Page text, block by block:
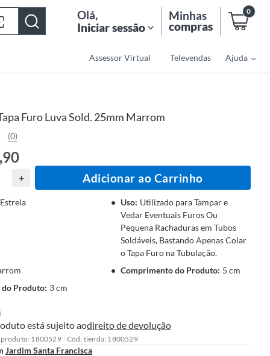
Olá,
Iniciar sessão
Minhas
compras
0
Assessor Virtual Televendas Ajuda
Furo Luva Sold. 25mm Marrom
(0)
+ Adicionar ao Carrinho
Estrela Uso: Utilizado para Tampar e
Vedar Eventuais Furos Ou
Pequena Rachaduras em Tubos
Soldáveis, Bastando Apenas Colar
o Tapa Furo na Tubulação.
Comprimento do Produto: 5 cm
do Produto: 3 cm
está sujeito aodireito de devolução
produto: 1800529 Cód. tienda: 1800529
Jardim Santa Francisca